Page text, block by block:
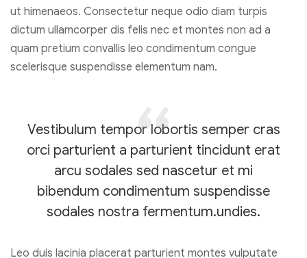
ut himenaeos. Consectetur neque odio diam turpis
dictum ullamcorper dis felis nec et montes non ad a
quam pretium convallis leo condimentum congue
scelerisque suspendisse elementum nam.
Vestibulum tempor lobortis semper cras
orci parturient a parturient tincidunt erat
arcu sodales sed nascetur et mi
bibendum condimentum suspendisse
sodales nostra fermentum.undies.
Leo duis lacinia placerat parturient montes vulputate